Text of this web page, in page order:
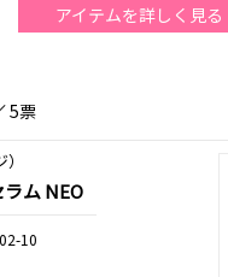
アイテムを詳しく見る
5票
ム NEO
10